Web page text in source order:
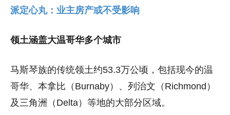
派定心丸：业主房产或不受影响
领土涵盖大温哥华多个城市
马斯琴族的传统领土约53.3万公顷，包括现今的温
哥华、本拿比（Burnaby）、列治文（Richmond）
及三角洲（Delta）等地的大部分区域。